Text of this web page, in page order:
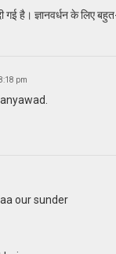
गई है। ज्ञानवर्धन के लिए
pm
our sunder